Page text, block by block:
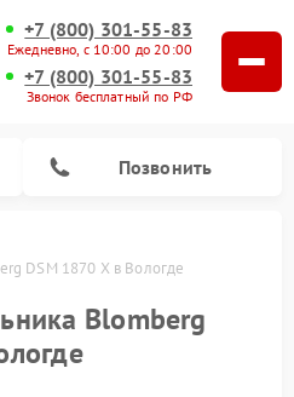
+7 (800) 301-55-83
Ежедневно, с 10:00 до 20:00
+7 (800) 301-55-83
Звонок бесплатный по РФ
Позвонить
DSM 1870 X в Вологде
Blomberg